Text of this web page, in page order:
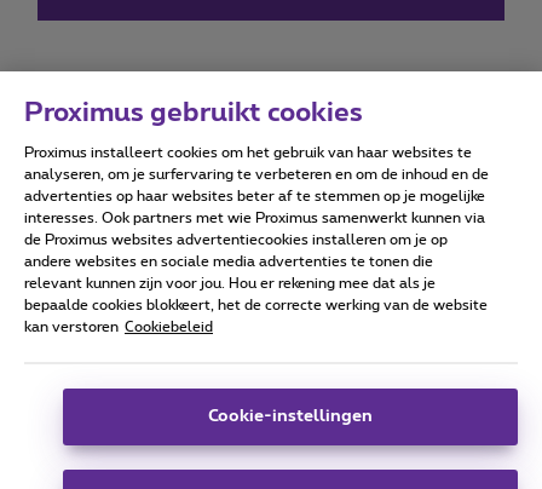
Forumvoorwaarden Accessibility statement
Alle rechten voorbehouden. © Proximus
Algemene voorwaarden, consumenteninfo
Deze website is gecreëerd en wordt beheerd conform het
Koning Albert II-laan 27 - B-1030 Brussel.
Proximus gebruikt cookies
Proximus installeert cookies om het gebruik van haar websites te
analyseren, om je surfervaring te verbeteren en om de inhoud en de
advertenties op haar websites beter af te stemmen op je mogelijke
interesses. Ook partners met wie Proximus samenwerkt kunnen via
de Proximus websites advertentiecookies installeren om je op
andere websites en sociale media advertenties te tonen die
relevant kunnen zijn voor jou. Hou er rekening mee dat als je
bepaalde cookies blokkeert, het de correcte werking van de website
kan verstoren Cookiebeleid
Cookie-instellingen